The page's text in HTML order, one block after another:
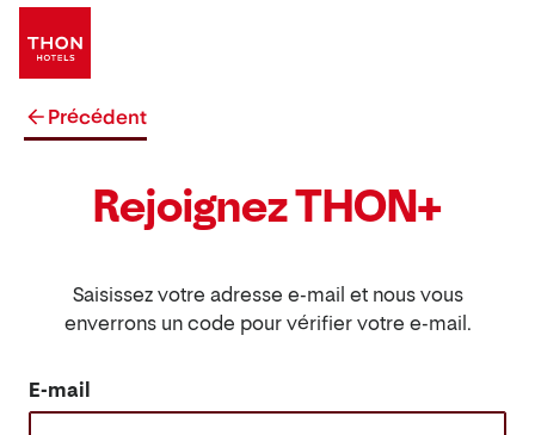
Précédent
Rejoignez THON+
Saisissez votre adresse e-mail et nous vous
enverrons un code pour vérifier votre e-mail.
E-mail